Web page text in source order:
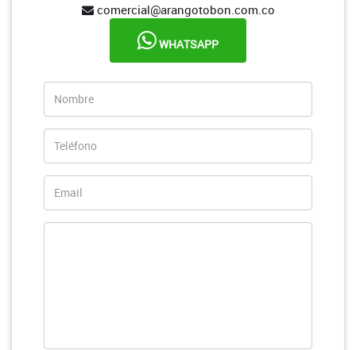
comercial@arangotobon.com.co
WHATSAPP